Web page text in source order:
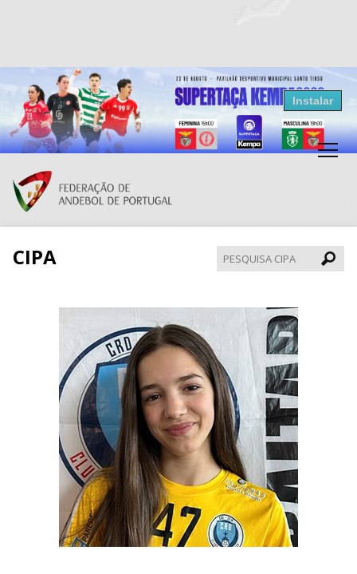
Resultados Andebol
Federação de Andebol de Portugal
Grátis - Disponivel na Play Store
Instalar
CIPA
CIPA